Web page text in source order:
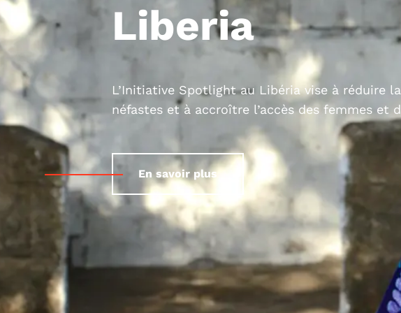
Liberia
L’Initiative Spotlight au Libéria vise à réduire
néfastes et à accroître l’accès des femmes
En savoir plus